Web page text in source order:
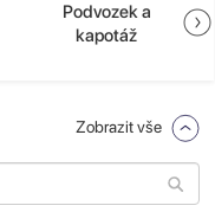
Podvozek a
kapotáž
Zobrazit vše